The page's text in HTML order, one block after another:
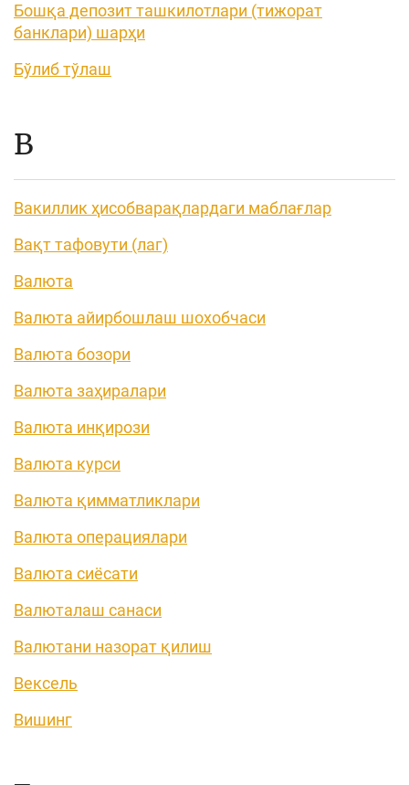
Бошқа депозит ташкилотлари (тижорат
банклари) шарҳи
Бўлиб тўлаш
В
Вакиллик ҳисобварақлардаги маблағлар
Вақт тафовути (лаг)
Валюта
Валюта айирбошлаш шохобчаси
Валюта бозори
Валюта заҳиралари
Валюта инқирози
Валюта курси
Валюта қимматликлари
Валюта операциялари
Валюта сиёсати
Валюталаш санаси
Валютани назорат қилиш
Вексель
Вишинг